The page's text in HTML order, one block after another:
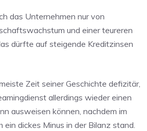
das Unternehmen nur von
und einer teureren
dürfte auf steigende Kreditzinsen
Zeit seiner Geschichte defizitär,
allerdings wieder einen
ausweisen können, nachdem im
ein dickes Minus in der Bilanz stand.